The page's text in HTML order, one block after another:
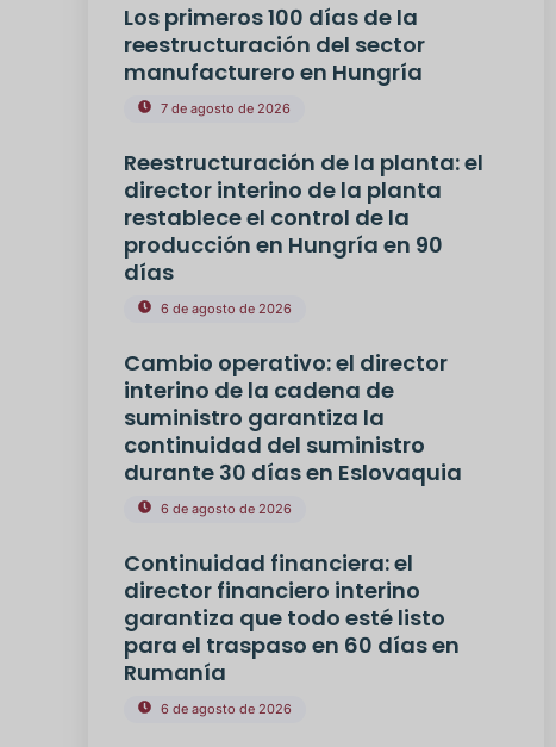
Los primeros 100 días de la
reestructuración del sector
manufacturero en Hungría
7 de agosto de 2026
Reestructuración de la planta: el
director interino de la planta
restablece el control de la
producción en Hungría en 90
días
6 de agosto de 2026
Cambio operativo: el director
interino de la cadena de
suministro garantiza la
continuidad del suministro
durante 30 días en Eslovaquia
6 de agosto de 2026
Continuidad financiera: el
director financiero interino
garantiza que todo esté listo
para el traspaso en 60 días en
Rumanía
6 de agosto de 2026